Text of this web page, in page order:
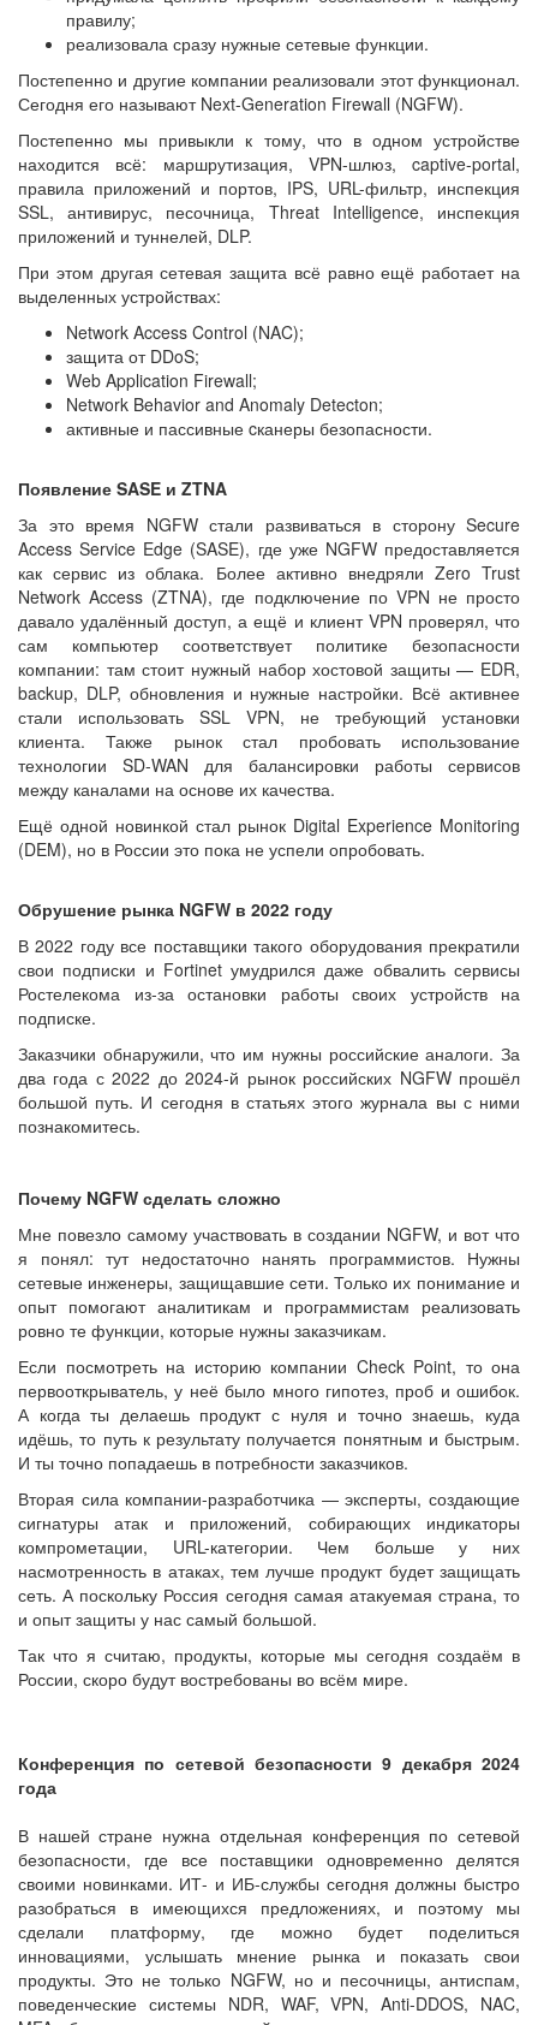
правилу;
реализовала сразу нужные сетевые функции.
Постепенно и другие компании реализовали этот функционал.
Сегодня его называют Next-Generation Firewall (NGFW).
Постепенно мы привыкли к тому, что в одном устройстве
находится всё: маршрутизация, VPN-шлюз, captive-portal,
правила приложений и портов, IPS, URL-фильтр, инспекция
SSL, антивирус, песочница, Threat Intelligence, инспекция
приложений и туннелей, DLP.
При этом другая сетевая защита всё равно ещё работает на
выделенных устройствах:
Network Access Control (NAC);
защита от DDoS;
Web Application Firewall;
Network Behavior and Anomaly Detecton;
активные и пассивные cканеры безопасности.
Появление SASE и ZTNA
За это время NGFW стали развиваться в сторону Secure
Access Service Edge (SASE), где уже NGFW предоставляется
как сервис из облака. Более активно внедряли Zero Trust
Network Access (ZTNA), где подключение по VPN не просто
давало удалённый доступ, а ещё и клиент VPN проверял, что
сам компьютер соответствует политике безопасности
компании: там стоит нужный набор хостовой защиты — EDR,
backup, DLP, обновления и нужные настройки. Всё активнее
стали использовать SSL VPN, не требующий установки
клиента. Также рынок стал пробовать использование
технологии SD-WAN для балансировки работы сервисов
между каналами на основе их качества.
Ещё одной новинкой стал рынок Digital Experience Monitoring
(DEM), но в России это пока не успели опробовать.
Обрушение рынка NGFW в 2022 году
В 2022 году все поставщики такого оборудования прекратили
свои подписки и Fortinet умудрился даже обвалить сервисы
Ростелекома из-за остановки работы своих устройств на
подписке.
Заказчики обнаружили, что им нужны российские аналоги. За
два года с 2022 до 2024-й рынок российских NGFW прошёл
большой путь. И сегодня в статьях этого журнала вы с ними
познакомитесь.
Почему NGFW сделать сложно
Мне повезло самому участвовать в создании NGFW, и вот что
я понял: тут недостаточно нанять программистов. Нужны
сетевые инженеры, защищавшие сети. Только их понимание и
опыт помогают аналитикам и программистам реализовать
ровно те функции, которые нужны заказчикам.
Если посмотреть на историю компании Check Point, то она
первооткрыватель, у неё было много гипотез, проб и ошибок.
А когда ты делаешь продукт с нуля и точно знаешь, куда
идёшь, то путь к результату получается понятным и быстрым.
И ты точно попадаешь в потребности заказчиков.
Вторая сила компании-разработчика — эксперты, создающие
сигнатуры атак и приложений, собирающих индикаторы
компрометации, URL-категории. Чем больше у них
насмотренность в атаках, тем лучше продукт будет защищать
сеть. А поскольку Россия сегодня самая атакуемая страна, то
и опыт защиты у нас самый большой.
Так что я считаю, продукты, которые мы сегодня создаём в
России, скоро будут востребованы во всём мире.
Конференция по сетевой безопасности 9 декабря 2024
года
В нашей стране нужна отдельная конференция по сетевой
безопасности, где все поставщики одновременно делятся
своими новинками. ИТ- и ИБ-службы сегодня должны быстро
разобраться в имеющихся предложениях, и поэтому мы
сделали платформу, где можно будет поделиться
инновациями, услышать мнение рынка и показать свои
продукты. Это не только NGFW, но и песочницы, антиспам,
поведенческие системы NDR, WAF, VPN, Anti-DDOS, NAC,